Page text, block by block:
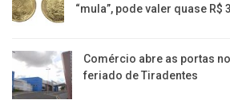
“mula”, pode valer quase R$
Comércio abre as portas
feriado de Tiradentes